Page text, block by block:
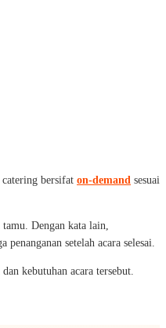
catering bersifat on-demand sesuai
tamu. Dengan kata lain,
penanganan setelah acara selesai.
kebutuhan acara tersebut.